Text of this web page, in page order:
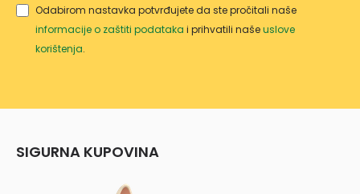
Odabirom nastavka potvrđujete da ste pročitali naše
informacije o zaštiti podataka i prihvatili našeuslove
korištenja.
SIGURNA KUPOVINA